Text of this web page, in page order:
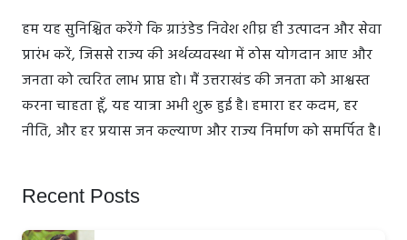
हम यह सुनिश्चित करेंगे कि ग्राउंडेड निवेश शीघ्र ही उत्पादन और सेवा
प्रारंभ करें, जिससे राज्य की अर्थव्यवस्था में ठोस योगदान आए और
जनता को त्वरित लाभ प्राप्त हो। मैं उत्तराखंड की जनता को आश्वस्त
करना चाहता हूँ, यह यात्रा अभी शुरू हुई है। हमारा हर कदम, हर
नीति, और हर प्रयास जन कल्याण और राज्य निर्माण को समर्पित है।
Recent Posts